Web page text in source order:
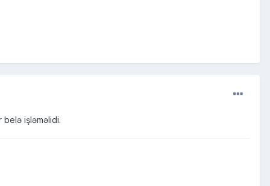
işləməlidi.